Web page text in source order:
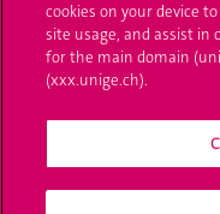
UNIGE Mobile
Médias
Offres d'emploi
Bibliothèque
cookies on your device
site usage, and assist in
for the main domain
(xxx.unige.ch).